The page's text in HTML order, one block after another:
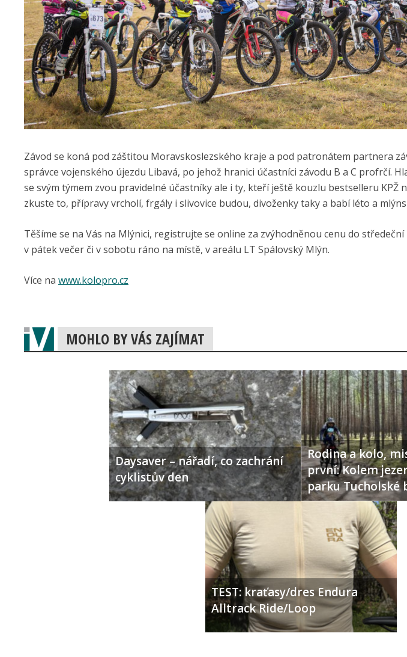
Závod se koná pod záštitou Moravskoslezského kraje a pod patronátem partnera
správce vojenského újezdu Libavá, po jehož hranici účastníci závodu B a C profrčí.
se svým týmem zvou pravidelné účastníky ale i ty, kteří ještě kouzlu bestselleru KPŽ
zkuste to, přípravy vrcholí, frgály i slivovice budou, divoženky taky a babí léto a
Těšíme se na Vás na Mlýnici, registrujte se online za zvýhodněnou cenu do středeční
v pátek večer či v sobotu ráno na místě, v areálu LT Spálovský Mlýn.
Více na www.kolopro.cz
MOHLO BY VÁS ZAJÍMAT
Daysaver – nářadí, co zachrání
cyklistův den
Rodina a kolo,
první: Kolem
parku Tucholské
TEST: kraťasy/dres Endura
Alltrack Ride/Loop